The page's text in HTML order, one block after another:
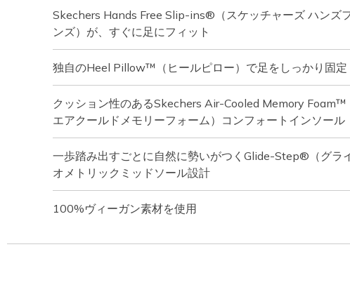
Skechers Hands Free Slip-ins®（スケッチャーズ ハンズ
ンズ）が、すぐに足にフィット
独自のHeel Pillow™（ヒールピロー）で足をしっかり固定
クッション性のあるSkechers Air-Cooled Memory Foam™
エアクールドメモリーフォーム）コンフォートインソール
一歩踏み出すごとに自然に勢いがつくGlide-Step®（グラ
オメトリックミッドソール設計
100%ヴィーガン素材を使用